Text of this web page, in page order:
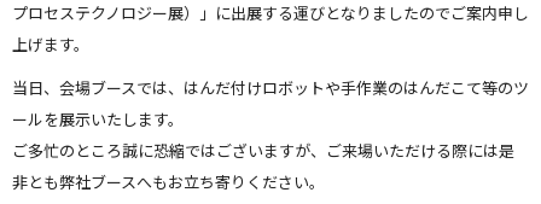
プロセステクノロジー展）」に出展する運びとなりましたのでご案内申し
上げます。
当日、会場ブースでは、はんだ付けロボットや手作業のはんだこて等のツ
ールを展示いたします。
ご多忙のところ誠に恐縮ではございますが、 ご来場いただける際には是
非とも弊社ブースへもお立ち寄りください。